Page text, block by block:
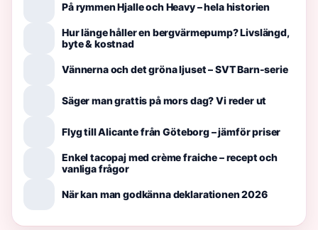
På rymmen Hjalle och Heavy – hela historien
Hur länge håller en bergvärmepump? Livslängd,
byte & kostnad
Vännerna och det gröna ljuset – SVT Barn-serie
Säger man grattis på mors dag? Vi reder ut
Flyg till Alicante från Göteborg – jämför priser
Enkel tacopaj med crème fraiche – recept och
vanliga frågor
När kan man godkänna deklarationen 2026